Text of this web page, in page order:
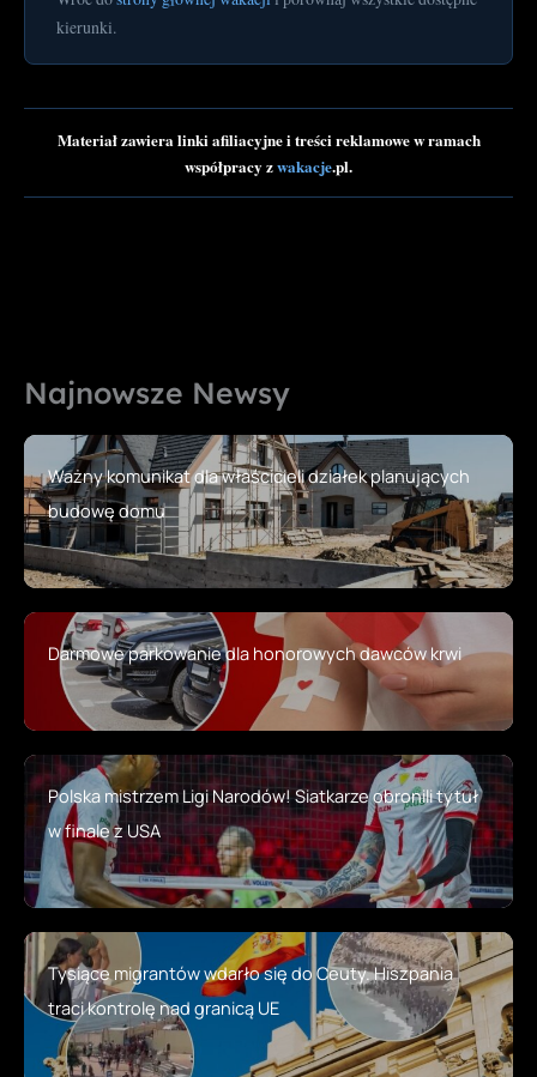
kierunki.
Materiał zawiera linki afiliacyjne i treści reklamowe w ramach
współpracy zwakacje.pl.
Najnowsze Newsy
Ważny komunikat dla właścicieli działek planujących
budowę domu
Darmowe parkowanie dla honorowych dawców krwi
Polska mistrzem Ligi Narodów! Siatkarze obronili tytuł
w finale z USA
Tysiące migrantów wdarło się do Ceuty. Hiszpania
traci kontrolę nad granicą UE